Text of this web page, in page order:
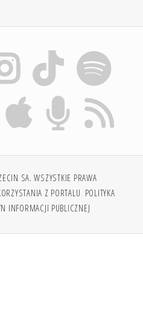
SA. WSZYSTKIE PRAWA
Z PORTALU POLITYKA
INFORMACJI PUBLICZNEJ